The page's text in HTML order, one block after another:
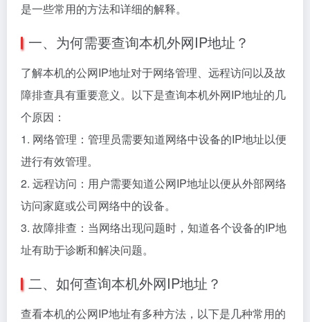
是一些常用的方法和详细的解释。
一、为何需要查询本机外网IP地址？
了解本机的公网IP地址对于网络管理、远程访问以及故
障排查具有重要意义。以下是查询本机外网IP地址的几
个原因：
1. 网络管理：管理员需要知道网络中设备的IP地址以便
进行有效管理。
2. 远程访问：用户需要知道公网IP地址以便从外部网络
访问家庭或公司网络中的设备。
3. 故障排查：当网络出现问题时，知道各个设备的IP地
址有助于诊断和解决问题。
二、如何查询本机外网IP地址？
查看本机的公网IP地址有多种方法，以下是几种常用的